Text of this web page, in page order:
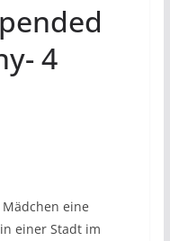
4
eine
einer Stadt im